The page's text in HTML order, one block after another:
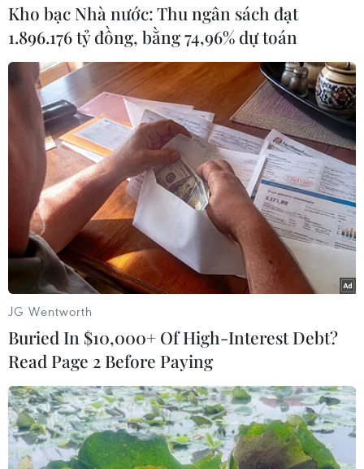
Bầu cử Mỹ: Điều chỉnh quy định cho cuộc
tranh luận cuối cùng
20/10/2020 03:06
Theo quy định mới, khi bắt đầu phần tranh luận, micro
của Tổng thống Mỹ Donald Trump hoặc ứng viên Joe
Biden, sẽ bị tạm ngắt trong 2 phút để tránh gián đoạn
phần phát biểu mở đầu của ứng viên còn lại.
Kho bạc Nhà nước: Thu ngân sách đạt
1.896.176 tỷ đồng, bằng 74,96% dự toán
JG Wentworth
Buried In $10,000+ Of High-Interest Debt?
Read Page 2 Before Paying